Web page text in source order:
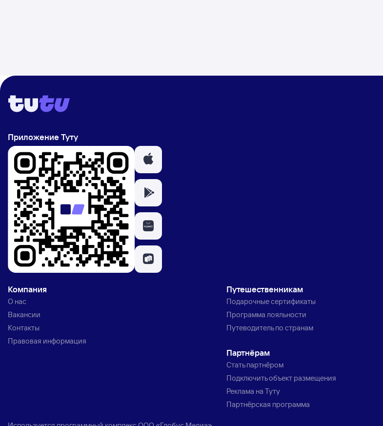
Приложение Туту
Компания
О нас
Вакансии
Контакты
Правовая информация
Путешественникам
Подарочные сертификаты
Программа лояльности
Путеводитель по странам
Партнёрам
Стать партнёром
Подключить объект размещения
Реклама на Туту
Партнёрская программа